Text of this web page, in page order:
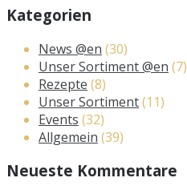
Kategorien
News @en (30)
Unser Sortiment @en (7)
Rezepte (8)
Unser Sortiment(11)
Events (32)
Allgemein (39)
Neueste Kommentare